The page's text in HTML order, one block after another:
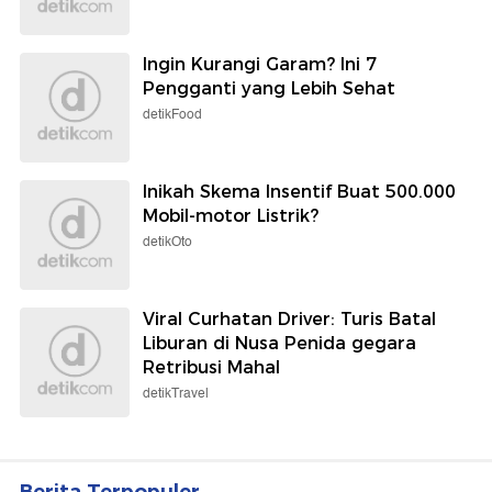
Ingin Kurangi Garam? Ini 7
Pengganti yang Lebih Sehat
detikFood
Inikah Skema Insentif Buat 500.000
Mobil-motor Listrik?
detikOto
Viral Curhatan Driver: Turis Batal
Liburan di Nusa Penida gegara
Retribusi Mahal
detikTravel